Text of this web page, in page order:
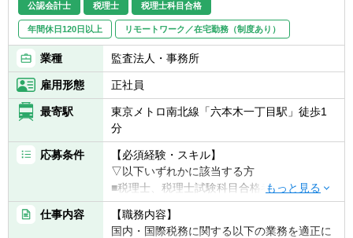
【歓迎経験・スキル】
■日・米の会計士（CPA、USCPA）・又は税
理士（科目合格者含む）、証券アナリスト、
CFA、簿記などの資格保持者及び MBA 取得
者、海外関連事業経験者、海外留学経験者尚
可
公認会計士 税理士 税理士科目合格
年間休日120日以上 リモートワーク／在宅勤務（制度あり）
業種 監査法人・事務所
雇用形態 正社員
最寄駅
東京メトロ南北線「六本木一丁目駅」徒歩1
分
応募条件
【必須経験・スキル】
▽以下いずれかに該当する方
■税理士、税理士試験科目合格者（合格科
目、科目数は不問）
■公認会計士
仕事内容
【職務内容】
国内・国際税務に関する以下の業務を適正に